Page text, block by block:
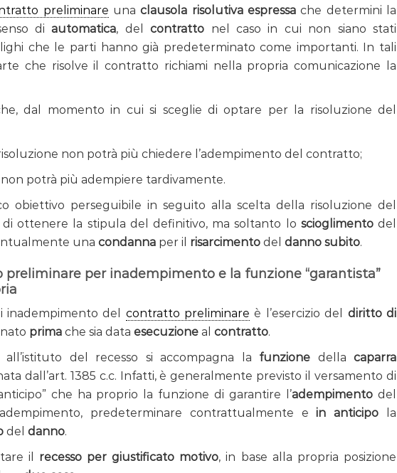
preliminare unaclausola risolutiva espressa che determini la
diautomatica, delcontratto nel caso in cui non siano stati
che le parti hanno già predeterminato come importanti. In tali
che risolve il contratto richiami nella propria comunicazione la
dal momento in cui si sceglie di optare per la risoluzione del
non potrà più chiedere l’adempimento del contratto;
potrà più adempiere tardivamente.
obiettivo perseguibile in seguito alla scelta della risoluzione del
ottenere la stipula del definitivo, ma soltanto lo scioglimentodel
una condanna per il risarcimento del danno subito.
preliminare per inadempimento e la funzione “garantista”
inadempimento del contratto preliminare è l’esercizio del diritto di
prima che sia data esecuzione al contratto.
all’istituto del recesso si accompagna la funzione dellacaparra
dall’art. 1385 c.c. Infatti, è generalmente previsto il versamento di
che ha proprio la funzione di garantire l’adempimento del
predeterminare contrattualmente ein anticipo la
del danno.
il recesso per giustificato motivo, in base alla propria posizione